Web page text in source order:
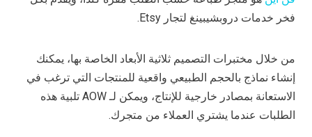
فخر خدمات دروبشيبينغ لتجار Etsy.
من خلال مختبرات التصميم ثلاثية الأبعاد الخاصة بها، يمكنك
إنشاء نماذج بالحجم الطبيعي واقعية للمنتجات التي ترغب في
الاستعانة بمصادر خارجية للإنتاج، ويمكن لـ AOW تلبية هذه
الطلبات عندما يشتري العملاء من متجرك.